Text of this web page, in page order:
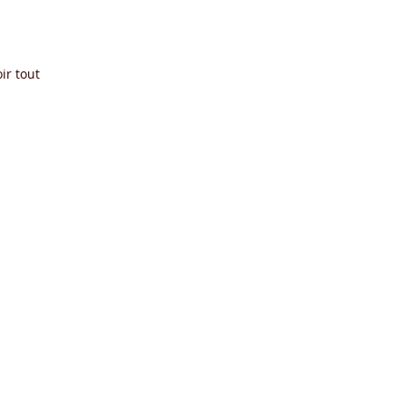
tout